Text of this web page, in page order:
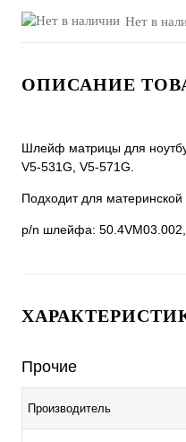
Нет в
ОПИСАНИЕ
Шлейф матрицы для
V5-531G, V5-571G.
Подходит для
p/n шлейфа:
Прочие
Производитель